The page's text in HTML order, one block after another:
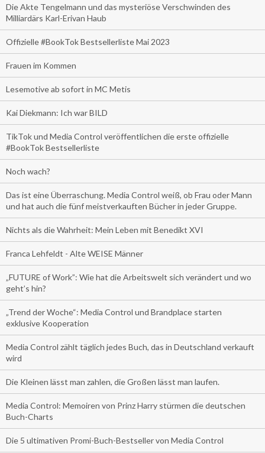
Die Akte Tengelmann und das mysteriöse Verschwinden des
Milliardärs Karl-Erivan Haub
Offizielle #BookTok Bestsellerliste Mai 2023
Frauen im Kommen
Lesemotive ab sofort in MC Metis
Kai Diekmann: Ich war BILD
TikTok und Media Control veröffentlichen die erste offizielle
#BookTok Bestsellerliste
Noch wach?
Das ist eine Überraschung. Media Control weiß, ob Frau oder Mann
und hat auch die fünf meistverkauften Bücher in jeder Gruppe.
Nichts als die Wahrheit: Mein Leben mit Benedikt XVI
Franca Lehfeldt - Alte WEISE Männer
„FUTURE of Work”: Wie hat die Arbeitswelt sich verändert und wo
geht’s hin?
„Trend der Woche“: Media Control und Brandplace starten
exklusive Kooperation
Media Control zählt täglich jedes Buch, das in Deutschland verkauft
wird
Die Kleinen lässt man zahlen, die Großen lässt man laufen.
Media Control: Memoiren von Prinz Harry stürmen die deutschen
Buch-Charts
Die 5 ultimativen Promi-Buch-Bestseller von Media Control